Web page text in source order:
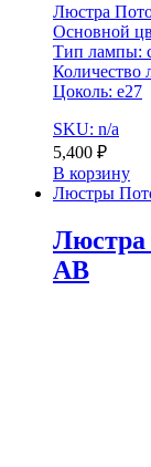
Люстра
Основной
Тип лампы:
Количество
Цоколь: e27
SKU: n/a
5,400 ₽
В корзину
Люстры
Люстра
AB